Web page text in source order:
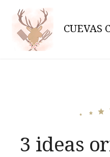
content
CUEVAS
3 ideas